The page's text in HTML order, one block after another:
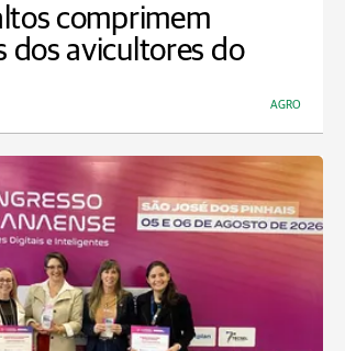
comprimem
dos avicultores do
AGRO